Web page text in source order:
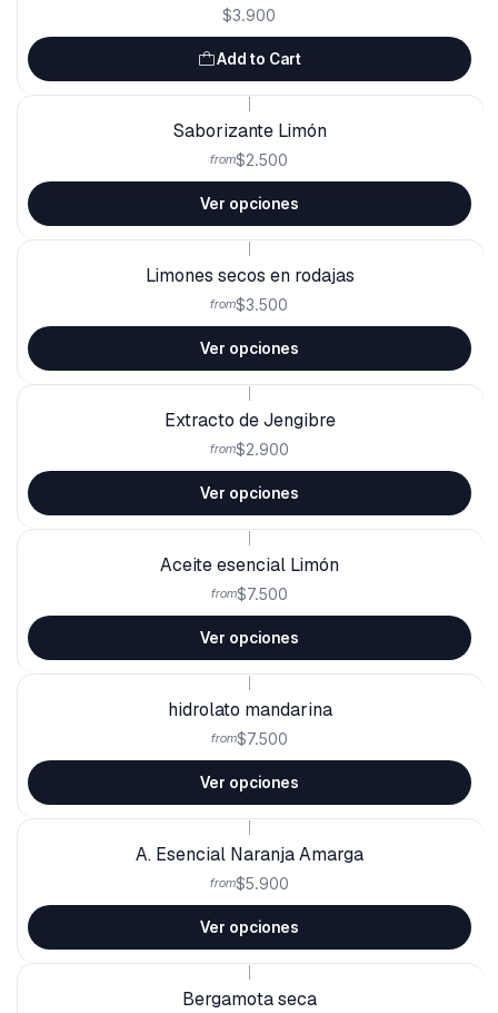
$3.900
Add to Cart
Saborizante Limón
from$2.500
Ver opciones
Limones secos en rodajas
from$3.500
Ver opciones
Extracto de Jengibre
from$2.900
Ver opciones
Aceite esencial Limón
from$7.500
Ver opciones
hidrolato mandarina
from$7.500
Ver opciones
A. Esencial Naranja Amarga
from$5.900
Ver opciones
Bergamota seca